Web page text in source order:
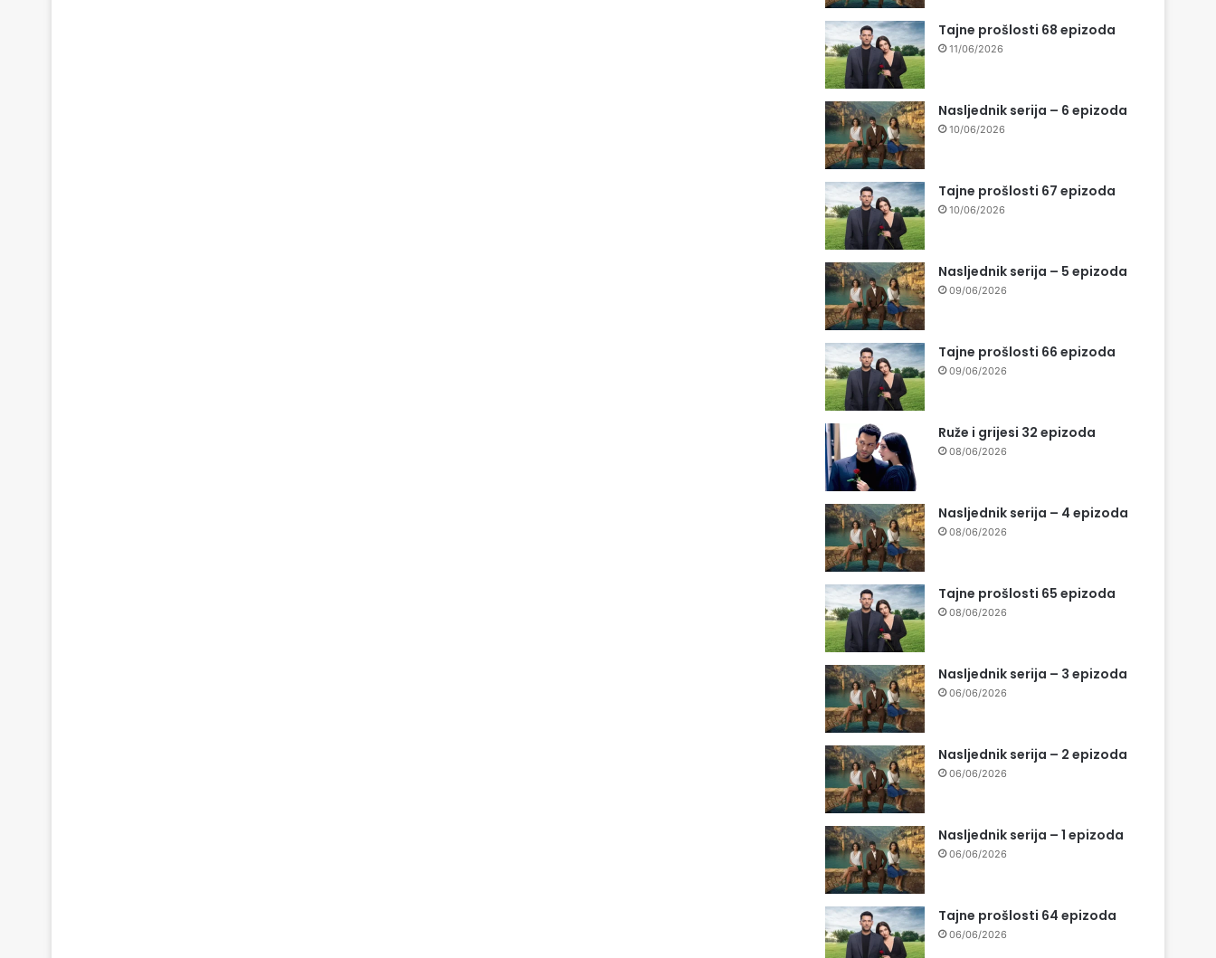
Tajne prošlosti 68 epizoda
11/06/2026
Nasljednik serija – 6 epizoda
10/06/2026
Tajne prošlosti 67 epizoda
10/06/2026
Nasljednik serija – 5 epizoda
09/06/2026
Tajne prošlosti 66 epizoda
09/06/2026
Ruže i grijesi 32 epizoda
08/06/2026
Nasljednik serija – 4 epizoda
08/06/2026
Tajne prošlosti 65 epizoda
08/06/2026
Nasljednik serija – 3 epizoda
06/06/2026
Nasljednik serija – 2 epizoda
06/06/2026
Nasljednik serija – 1 epizoda
06/06/2026
Tajne prošlosti 64 epizoda
06/06/2026